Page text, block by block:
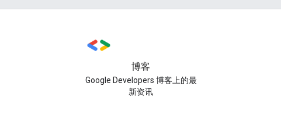
博客
Google Developers 博客上的最
新资讯